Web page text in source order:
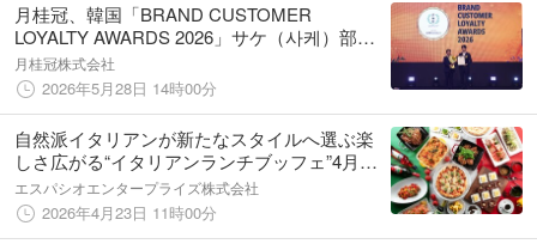
月桂冠、韓国「BRAND CUSTOMER
LOYALTY AWARDS 2026」サケ（사케）部門
にて初代最高位を受賞
月桂冠株式会社
2026年5月28日 14時00分
自然派イタリアンが新たなスタイルへ選ぶ楽
しさ広がる“イタリアンランチブッフェ”4月27
日（月）よりスタート
エスパシオエンタープライズ株式会社
2026年4月23日 11時00分